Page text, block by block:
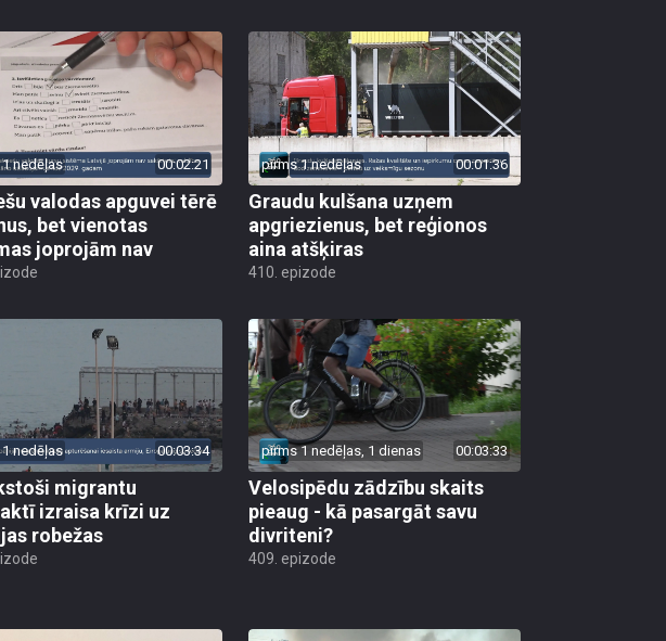
nedēļas 00:02:21
valodas apguvei tērē
bet vienotas
joprojām nav
pirms 1 nedēļas 00:01:36
Graudu kulšana uzņem
apgriezienus, bet reģionos
aina atšķiras
410. epizode
nedēļas 00:03:34
migrantu
izraisa krīzi uz
robežas
pirms 1 nedēļas, 1 dienas 00:03:33
Velosipēdu zādzību skaits
pieaug - kā pasargāt savu
divriteni?
409. epizode